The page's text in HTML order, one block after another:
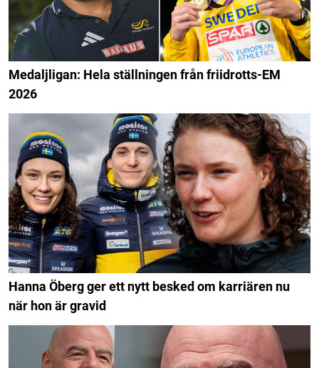
Medaljligan: Hela ställningen från friidrotts-EM
2026
Hanna Öberg ger ett nytt besked om karriären nu
när hon är gravid